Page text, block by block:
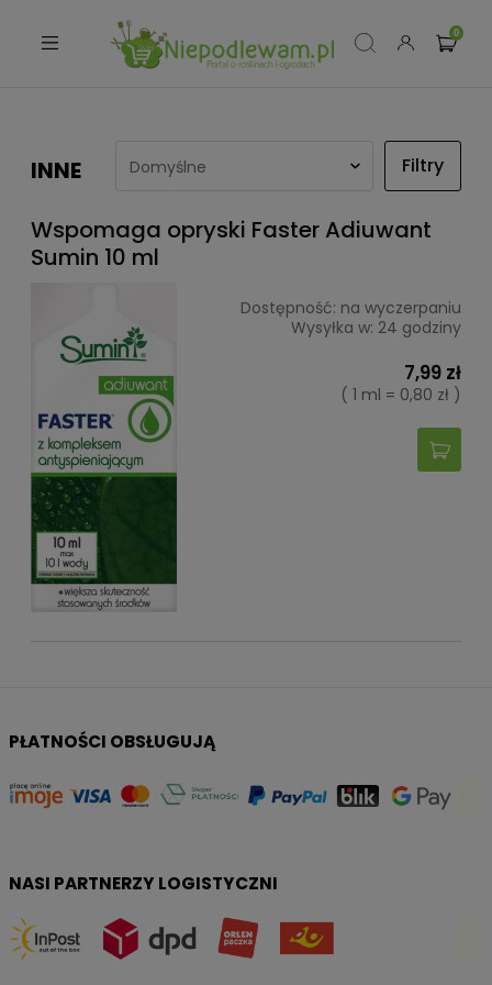
INNE Filtry
Wspomaga opryski Faster Adiuwant
Sumin 10 ml
Dostępność: na wyczerpaniu
Wysyłka w: 24 godziny
7,99 zł
( 1 ml = 0,80 zł )
PŁATNOŚCI OBSŁUGUJĄ
NASI PARTNERZY LOGISTYCZNI